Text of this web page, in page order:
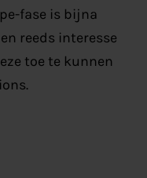
fase is bijna
reeds interesse
toe te kunnen